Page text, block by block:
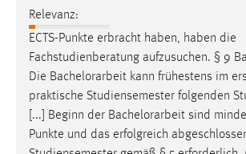
Relevanz:
ECTS-Punkte erbracht haben, haben die
Fachstudienberatung aufzusuchen. § 9
Die Bachelorarbeit kann frühestens im
praktische Studiensemester folgenden
[...] Beginn der Bachelorarbeit sind
Punkte und das erfolgreich